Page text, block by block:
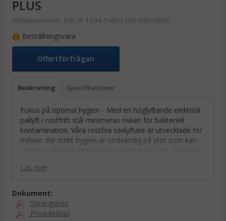
PLUS
Artikelnummer: EHLIP 1004 540X1200 NW/NNW
Beställningsvara
Offertförfrågan
Beskrivning Specifikationer
Fokus på optimal hygien - Med en höglyftande elektrisk
pallyft i rostfritt stål minimeras risken för bakteriell
kontamination. Våra rostfria saxlyftare är utvecklade för
miljöer där strikt hygien är nödvändig på ytor som kan
ergonomisk arbetshöjd. PLUS-serien har ännu fler delar i
rostfritt. Optimalt för livsmedel eller läkemedelsindustrin.
Här är hela chassiet, handtaget, batterihöljet och
Läs mer
Dokument:
Sprängskiss
Produktblad